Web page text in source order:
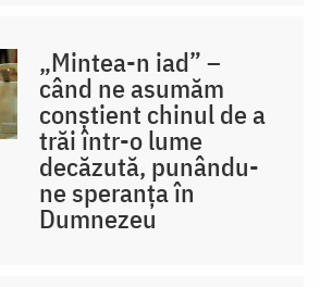
„Mintea-n iad” –
când ne asumăm
conștient chinul de a
trăi într-o lume
decăzută, punându-
ne speranța în
Dumnezeu